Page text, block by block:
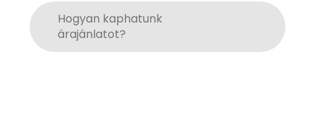
Hogyan kaphatunk
árajánlatot?